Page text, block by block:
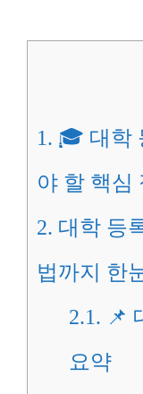
1. 🎓 대학
야 할 핵심
2. 대학 등
법까지 한
2.1. 📌
요약